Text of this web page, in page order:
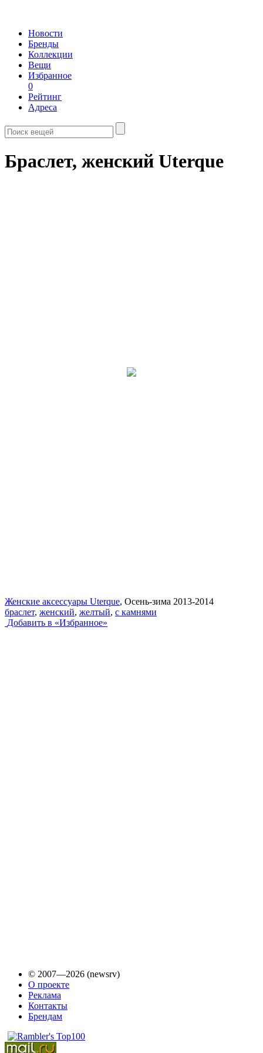
Новости
Бренды
Коллекции
Вещи
Избранное
0
Рейтинг
Адреса
Браслет, женский Uterque
Женские аксессуары Uterque, Осень-зима 2013-2014
браслет, женский, желтый, с камнями
Добавить в «Избранное»
© 2007—2026 (newsrv)
О проекте
Реклама
Контакты
Брендам